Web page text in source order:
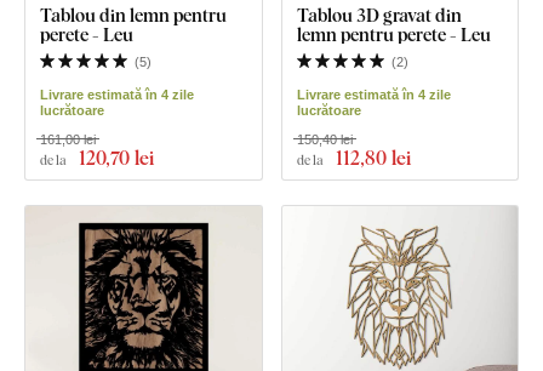
Tablou din lemn pentru
perete - Leu
(5)
Livrare estimată în 4 zile
lucrătoare
de la 120,70 lei
161,00 lei
Tablou 3D gravat din
lemn pentru perete - Leu
(2)
Livrare estimată în 4 zile
lucrătoare
de la 112,80 lei
150,40 lei